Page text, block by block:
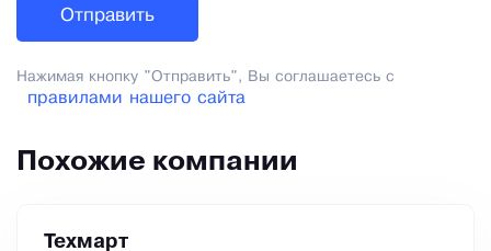
Нажимая кнопку "Отправить", Вы соглашаетесь с
правилами нашего сайта
Похожие компании
Техмарт